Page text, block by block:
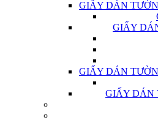
GIẤY DÁN
GIẤY
GIẤY DÁN
GIẤY DÁN